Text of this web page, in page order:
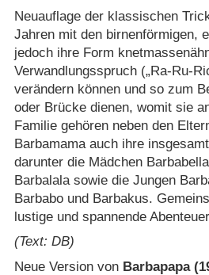
Neuauflage der klassischen
Jahren mit den birnenförmigen,
jedoch ihre Form
Verwandlungsspruch („Ra-Ru-
verändern können und so zum
oder Brücke dienen, womit sie
Familie gehören neben den
Barbamama auch ihre
darunter die Mädchen
Barbalala sowie die Jungen
Barbabo und Barbakus.
lustige und spannende
(Text: DB)
Neue Version von Barbapapa